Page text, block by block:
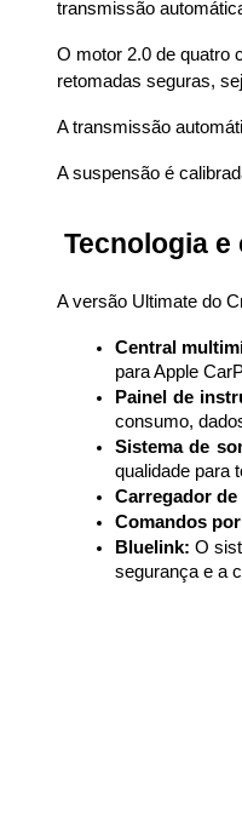
transmissão
O motor 2.0 de quatro
retomadas seguras,
A transmissão
A suspensão é
Tecnologia
A versão Ultimate do
Central
para Apple
Painel de
consumo,
Sistema de
qualidade para
Carregador
Comandos
Bluelink: O
segurança e a